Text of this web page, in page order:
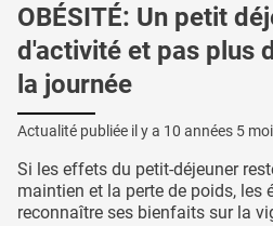
OBÉSITÉ: Un petit
d'activité et pas plus
la journée
Actualité publiée il y a 10 années 5
Si les effets du petit-déjeuner
maintien et la perte de poids, les
reconnaître ses bienfaits sur la